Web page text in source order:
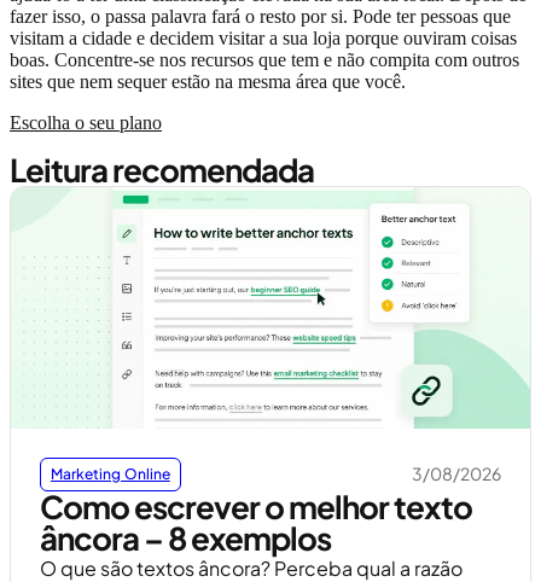
fazer isso, o passa palavra fará o resto por si. Pode ter pessoas que
visitam a cidade e decidem visitar a sua loja porque ouviram coisas
boas. Concentre-se nos recursos que tem e não compita com outros
sites que nem sequer estão na mesma área que você.
Escolha o seu plano
Leitura recomendada
Marketing Online 3/08/2026
Como escrever o melhor texto
âncora – 8 exemplos
O que são textos âncora? Perceba qual a razão